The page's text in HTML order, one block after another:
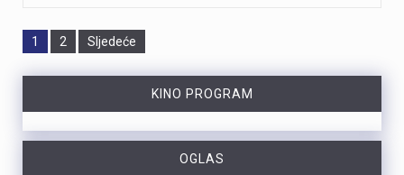
Page
1 Page
2 Sljedeće
KINO PROGRAM
OGLAS